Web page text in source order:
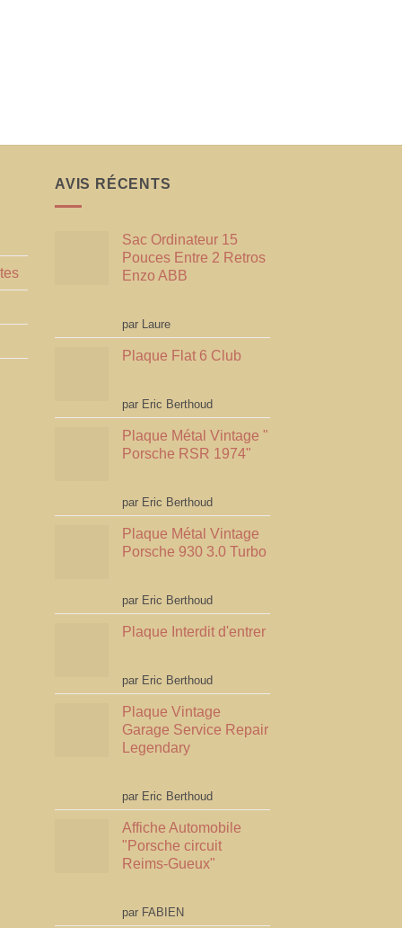
AVIS RÉCENTS
Sac Ordinateur 15
Pouces Entre 2 Retros
Enzo ABB
Note5sur 5
par Laure
Plaque Flat 6 Club
Note5sur 5
par Eric Berthoud
Plaque Métal Vintage "
Porsche RSR 1974"
Note5sur 5
par Eric Berthoud
Plaque Métal Vintage
Porsche 930 3.0 Turbo
Note5sur 5
par Eric Berthoud
Plaque Interdit d'entrer
Note5sur 5
par Eric Berthoud
Plaque Vintage
Garage Service Repair
Legendary
Note5sur 5
par Eric Berthoud
Affiche Automobile
"Porsche circuit
Reims-Gueux"
Note5sur 5
par FABIEN